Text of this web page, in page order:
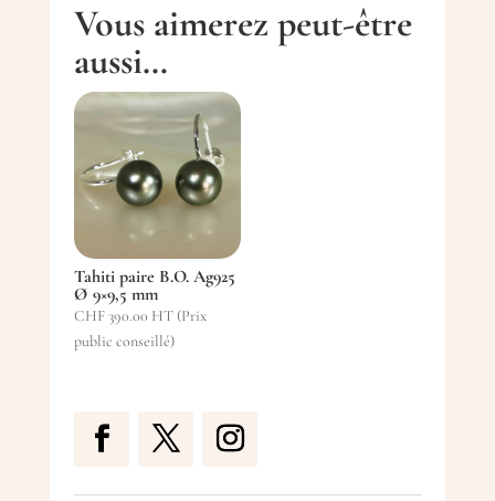
Vous aimerez peut-être
aussi…
Tahiti paire B.O. Ag925
Ø 9×9,5 mm
CHF390.00 HT (Prix
public conseillé)